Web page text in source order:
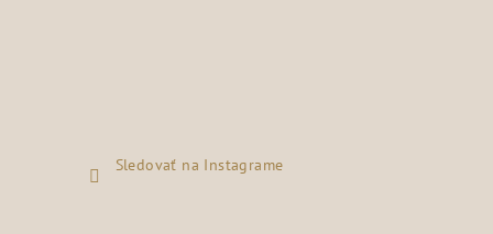
Sledovať na Instagrame